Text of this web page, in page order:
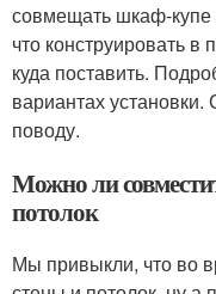
совмещать шкаф-купе
что конструировать в
куда поставить.
вариантах
поводу.
Можно ли
потолок
Мы привыкли, что во